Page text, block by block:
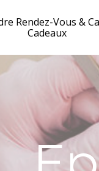
Rendez-Vous &
Cadeaux